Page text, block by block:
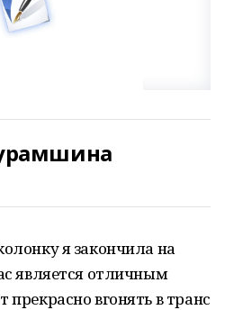
я закончила на
является отличным
вгонять в транс